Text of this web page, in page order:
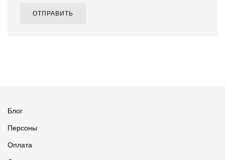
ОТПРАВИТЬ
Блог
Персоны
Оплата